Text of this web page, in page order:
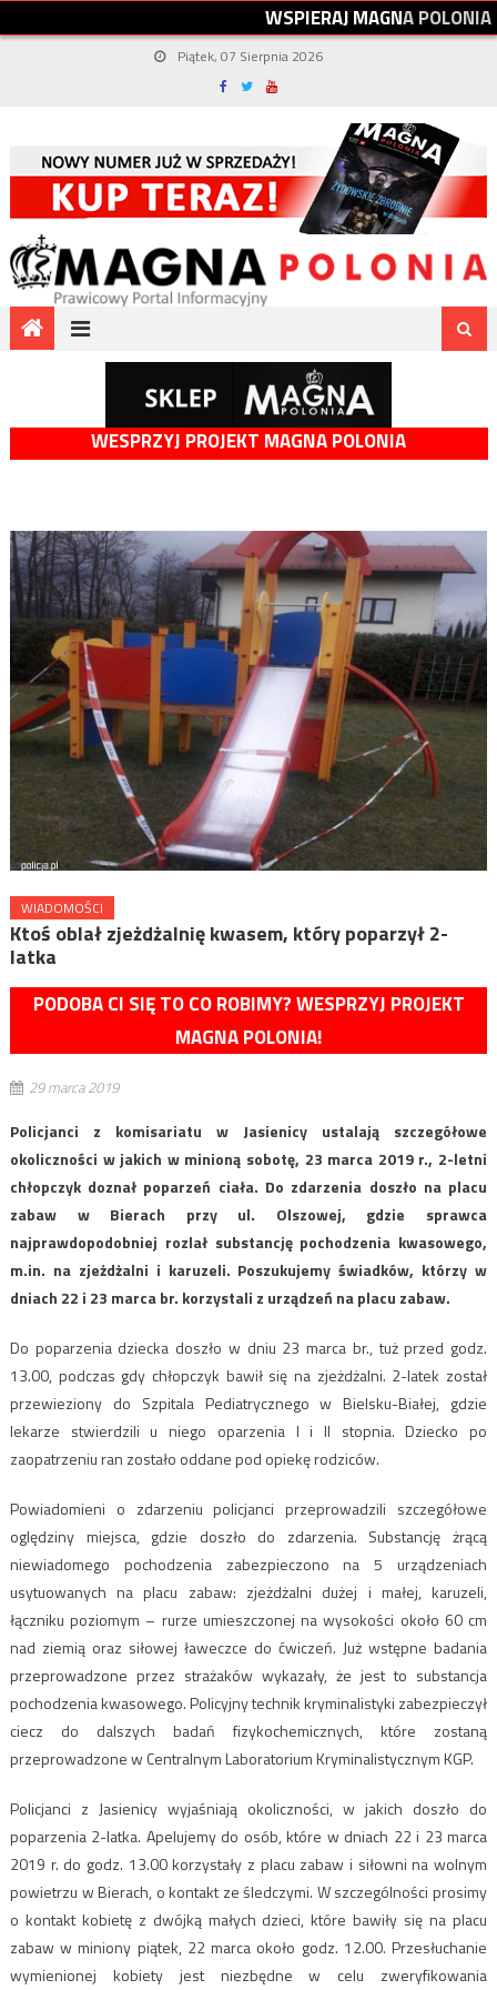
WSPIERAJMAGNAPOLONIA
Piątek, 07 Sierpnia 2026
WESPRZYJ PROJEKT MAGNA POLONIA
WIADOMOŚCI
Ktoś oblał zjeżdżalnię kwasem, który poparzył 2-
latka
PODOBA CI SIĘ TO CO ROBIMY? WESPRZYJ PROJEKT
MAGNA POLONIA!
29 marca 2019
Policjanci z komisariatu w Jasienicy ustalają szczegółowe
okoliczności w jakich w minioną sobotę, 23 marca 2019 r., 2-letni
chłopczyk doznał poparzeń ciała. Do zdarzenia doszło na placu
zabaw w Bierach przy ul. Olszowej, gdzie sprawca
najprawdopodobniej rozlał substancję pochodzenia kwasowego,
m.in. na zjeżdżalni i karuzeli. Poszukujemy świadków, którzy w
dniach 22 i 23 marca br. korzystali z urządzeń na placu zabaw.
Do poparzenia dziecka doszło w dniu 23 marca br., tuż przed godz.
13.00, podczas gdy chłopczyk bawił się na zjeżdżalni. 2-latek został
przewieziony do Szpitala Pediatrycznego w Bielsku-Białej, gdzie
lekarze stwierdzili u niego oparzenia I i II stopnia. Dziecko po
zaopatrzeniu ran zostało oddane pod opiekę rodziców.
Powiadomieni o zdarzeniu policjanci przeprowadzili szczegółowe
oględziny miejsca, gdzie doszło do zdarzenia. Substancję żrącą
niewiadomego pochodzenia zabezpieczono na 5 urządzeniach
usytuowanych na placu zabaw: zjeżdżalni dużej i małej, karuzeli,
łączniku poziomym – rurze umieszczonej na wysokości około 60 cm
nad ziemią oraz siłowej ławeczce do ćwiczeń. Już wstępne badania
przeprowadzone przez strażaków wykazały, że jest to substancja
pochodzenia kwasowego. Policyjny technik kryminalistyki zabezpieczył
ciecz do dalszych badań fizykochemicznych, które zostaną
przeprowadzone w Centralnym Laboratorium Kryminalistycznym KGP.
Policjanci z Jasienicy wyjaśniają okoliczności, w jakich doszło do
poparzenia 2-latka. Apelujemy do osób, które w dniach 22 i 23 marca
2019 r. do godz. 13.00 korzystały z placu zabaw i siłowni na wolnym
powietrzu w Bierach, o kontakt ze śledczymi. W szczególności prosimy
o kontakt kobietę z dwójką małych dzieci, które bawiły się na placu
zabaw w miniony piątek, 22 marca około godz. 12.00. Przesłuchanie
wymienionej kobiety jest niezbędne w celu zweryfikowania